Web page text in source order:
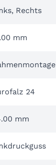
Rechts
mm
24
mm